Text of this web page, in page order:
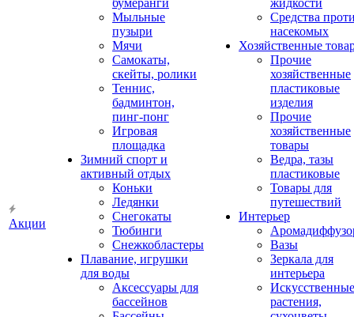
Акции
бумеранги
Мыльные
пузыри
Мячи
Самокаты,
скейты, ролики
Теннис,
бадминтон,
пинг-понг
Игровая
площадка
Зимний спорт и
активный отдых
Коньки
Ледянки
Снегокаты
Тюбинги
Снежкобластеры
Плавание, игрушки
для воды
Аксессуары для
бассейнов
жидкости
Средства
насекомых
Хозяйственные
Прочие
хозяйственные
пластиковые
изделия
Прочие
хозяйственные
товары
Ведра, тазы
пластиковые
Товары для
путешествий
Интерьер
Вазы
Зеркала для
интерьера
Искусственные
растения,